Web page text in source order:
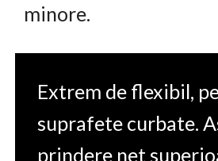
minore.
Extrem de flexibil,
suprafete curbate.
prindere net